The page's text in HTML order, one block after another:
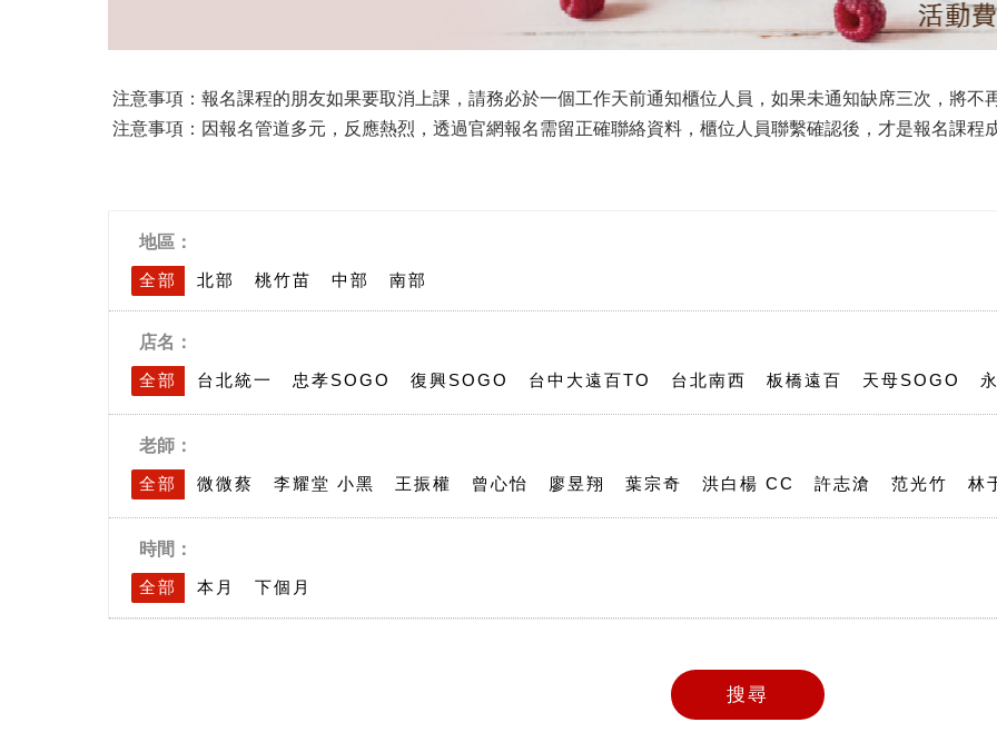
注意事項：報名課程的朋友如果要取消上課，請務必於一個工作天前通知櫃位人員，如果未通知缺席三次，將不
注意事項：因報名管道多元，反應熱烈，透過官網報名需留正確聯絡資料，櫃位人員聯繫確認後，才是報名課程
地區：
全部
北部 桃竹苗 中部 南部
店名：
全部
台北統一 忠孝SOGO 復興SOGO 台中大遠百TO 台北南西 板橋遠百 天母SOGO
綺麗廣場
士林門市 高雄統一時代 中壢SOGO 新竹SOGO 美麗華 桃園遠東
台北南西新
台中廣三
竹北遠百
老師：
全部
微微蔡 李耀堂 小黑 王振權 曾心怡 廖昱翔 葉宗奇 洪白楊 CC 許志滄 范光竹
林
陳瑞昌
黃裕文 邱聿涵 湯淯甯 徐翊倫 林秋香 王建智
李雪
時間：
全部
本月 下個月
搜尋